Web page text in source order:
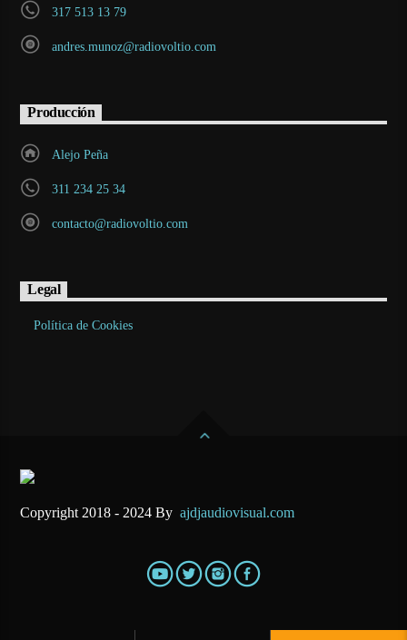
317 513 13 79
andres.munoz@radiovoltio.com
Producción
Alejo Peña
311 234 25 34
contacto@radiovoltio.com
Legal
Política de Cookies
Copyright 2018 - 2024 Byajdjaudiovisual.com